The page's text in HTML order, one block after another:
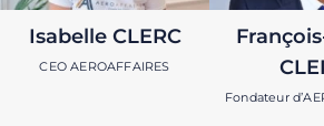
Isabelle CLERC
CEO AEROAFFAIRES
Fondateur